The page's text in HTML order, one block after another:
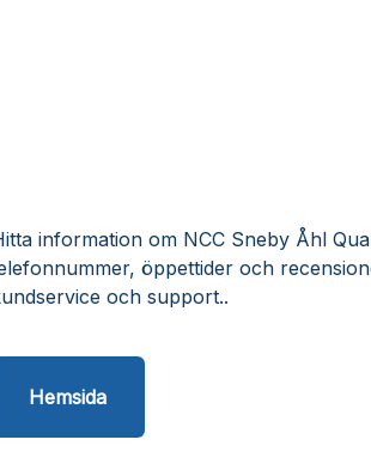
information om NCC Sneby Åhl
öppettider och
och support..
Hemsida